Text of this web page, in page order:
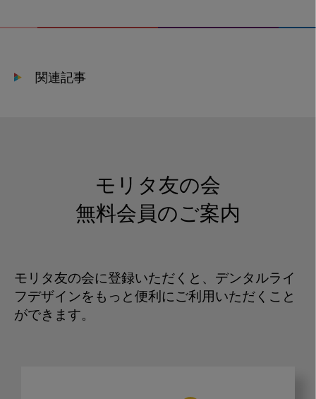
ス
関連記事
モリタ友の会
無料会員のご案内
モリタ友の会に登録いただくと、デンタルライ
フデザインをもっと便利にご利用いただくこと
ができます。